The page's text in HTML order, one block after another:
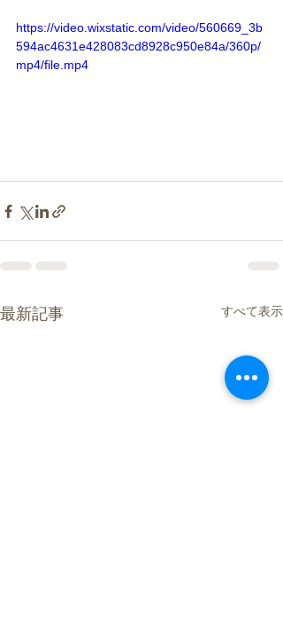
https://video.wixstatic.com/video/560669_3b
594ac4631e428083cd8928c950e84a/360p/
mp4/file.mp4
最新記事 すべて表示